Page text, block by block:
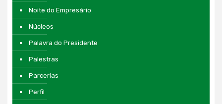
Noite do Empresário
Núcleos
Palavra do Presidente
Palestras
Parcerias
Perfil